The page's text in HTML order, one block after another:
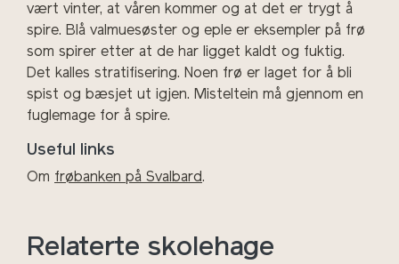
vært vinter, at våren kommer og at det er trygt å
spire. Blå valmuesøster og eple er eksempler på frø
som spirer etter at de har ligget kaldt og fuktig.
Det kalles stratifisering. Noen frø er laget for å bli
spist og bæsjet ut igjen. Misteltein må gjennom en
fuglemage for å spire.
Useful links
Om frøbanken på Svalbard.
Relaterte skolehage